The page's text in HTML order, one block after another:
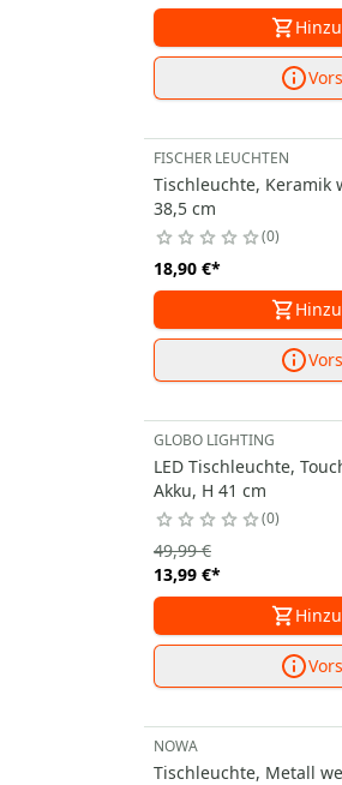
FISCHER LEUCHTEN
Tischleuchte, Keramik
38,5 cm
0
18,90 €*
GLOBO LIGHTING
LED Tischleuchte,
Akku, H 41 cm
0
13,99 €*
49,99 €
NOWA
Tischleuchte, Metall